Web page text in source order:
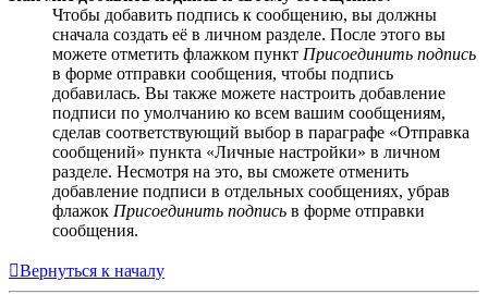
Чтобы добавить подпись к сообщению, вы должны
сначала создать её в личном разделе. После этого вы
можете отметить флажком пункт Присоединить подпись
в форме отправки сообщения, чтобы подпись
добавилась. Вы также можете настроить добавление
подписи по умолчанию ко всем вашим сообщениям,
сделав соответствующий выбор в параграфе «Отправка
сообщений» пункта «Личные настройки» в личном
разделе. Несмотря на это, вы сможете отменить
добавление подписи в отдельных сообщениях, убрав
флажок Присоединить подпись в форме отправки
сообщения.
Вернуться к началу